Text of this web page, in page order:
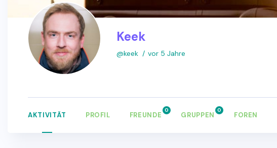
Keek
@keek vor 5 Jahre
AKTIVITÄT PROFIL FREUNDE
0
GRUPPEN
0
FOREN